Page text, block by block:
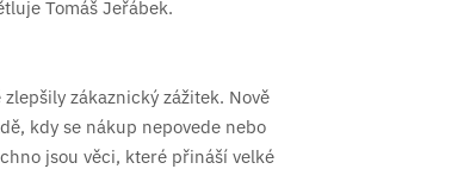
Tomáš Jeřábek.
zákaznický zážitek. Nově
kdy se nákup nepovede nebo
jsou věci, které přináší velké